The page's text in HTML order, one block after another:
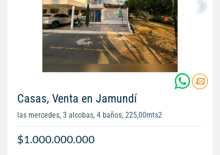
Casas, Venta en Jamundí
las mercedes, 3 alcobas, 4 baños, 225,00mts2
$1.000.000.000